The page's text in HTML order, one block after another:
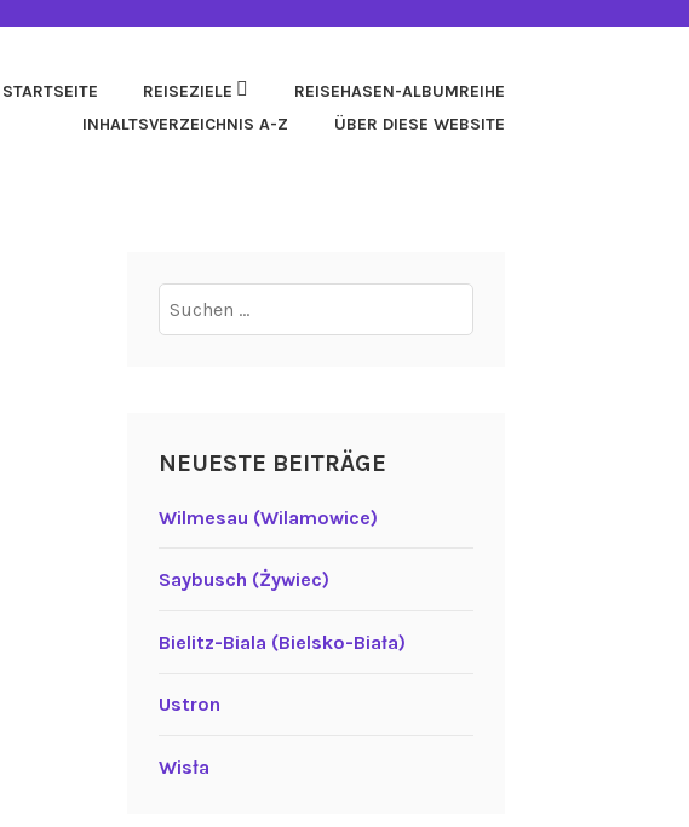
STARTSEITE REISEZIELE
REISEHASEN-ALBUMREIHE
INHALTSVERZEICHNIS A-Z
ÜBER DIESE WEBSITE
Suchen
nach:
NEUESTE BEITRÄGE
Wilmesau (Wilamowice)
Saybusch (Żywiec)
Bielitz-Biala (Bielsko-Biała)
Ustron
Wisła